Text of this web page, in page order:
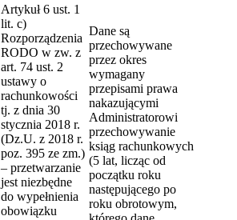
Artykuł 6 ust. 1
lit. c)
Rozporządzenia
RODO w zw. z
art. 74 ust. 2
ustawy o
rachunkowości
tj. z dnia 30
stycznia 2018 r.
(Dz.U. z 2018 r.
poz. 395 ze zm.)
– przetwarzanie
jest niezbędne
do wypełnienia
obowiązku
Dane są
przechowywane
przez okres
wymagany
przepisami prawa
nakazującymi
Administratorowi
przechowywanie
ksiąg rachunkowych
(5 lat, licząc od
początku roku
następującego po
roku obrotowym,